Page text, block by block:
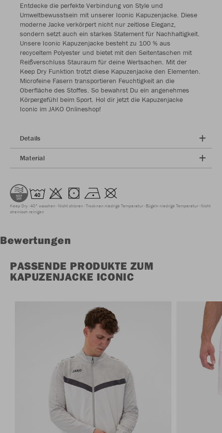
Entdecke die perfekte Verbindung von Style und
Umweltbewusstsein mit unserer Iconic Kapuzenjacke. Diese
moderne Jacke verkörpert nicht nur zeitlose Eleganz,
sondern setzt auch ein starkes Statement für Nachhaltigkeit.
Unsere Iconic Kapuzenjacke besteht zu 100 % aus
recyceltem Polyester und bietet mit den Seitentaschen mit
Reißverschluss Stauraum für deine Wertsachen. Mit der
Keep Dry Funktion trotzt diese Kapuzenjacke den Elementen.
Microfeine Fasern transportieren Feuchtigkeit an die
Oberfläche des Stoffes. So bewahrst Du ein angenehmes
Körpergefühl beim Sport. Hol dir jetzt die Kapuzenjacke
Iconic im JAKO Onlineshop!
Details
Material
Keep Dry 40° waschen Nicht chloren Trocknen niedrige Temperatur Bügeln niedrige Temperatur Nicht
chemisch reinigen
Bewertungen
PASSENDE PRODUKTE ZUM
KAPUZENJACKE ICONIC